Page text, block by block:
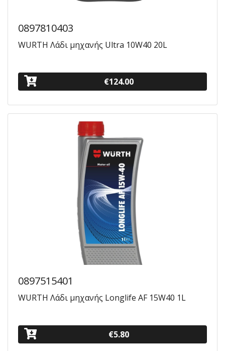
0897810403
WURTH Λάδι μηχανής Ultra 10W40 20L
€124.00
0897515401
WURTH Λάδι μηχανής Longlife AF 15W40 1L
€5.80